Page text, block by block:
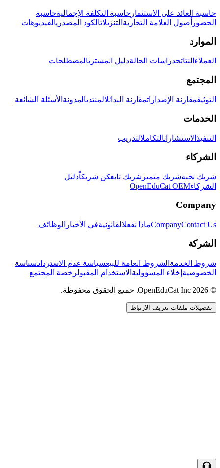
حاسبة العائد على الاستثمار حاسبة التكلفة الإجماليةحاسبة
الحضور أصول العلامة التجارية التنزيلاتالكود المصدريالفيديوهات
الموارد
العملاء النتائجدراسات الحالةدليل المشتريالمصطلحات
المجتمع
التوثيقمقارنة الإصداراتمقارنة البدائلالمنتدىالمدونة الأسئلة الشائعة
الخدمات
التنفيذ الاستشاراتالتكاملالتدريب
الشركاء
شريك نخبةشريك متميز شريك تابعكن شريكاًدليل
الشركاءOpenEduCat OEM
Company
CompanyContact Us ماذا نفعلالقانونيةفي الأخبار الوظائف
الشركة
شروط الخدمة الشروط العامة للبيعسياسة عدم الاستردادسياسة
الخصوصية إخلاء المسؤولية الاستخدام المقبولرخصة المجتمع
© 2026 OpenEduCat Inc. جميع الحقوق محفوظة.
تفضيلات ملفات تعريف الارتباط